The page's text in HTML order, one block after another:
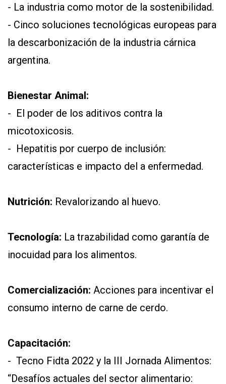
- La industria como motor de la sostenibilidad.
- Cinco soluciones tecnológicas europeas para
la descarbonización de la industria cárnica
argentina.
Bienestar Animal:
- El poder de los aditivos contra la
micotoxicosis.
- Hepatitis por cuerpo de inclusión:
características e impacto del a enfermedad.
Nutrición: Revalorizando al huevo.
Tecnología: La trazabilidad como garantía de
inocuidad para los alimentos.
Comercialización: Acciones para incentivar el
consumo interno de carne de cerdo.
Capacitación:
- Tecno Fidta 2022 y la III Jornada Alimentos:
“Desafíos actuales del sector alimentario: